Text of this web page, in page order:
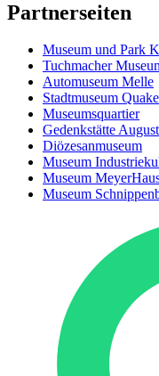
Partnerseiten
Museum und Park
Tuchmacher
Automuseum Melle
Stadtmuseum
Museumsquartier
Gedenkstätte
Diözesanmuseum
Museum
Museum
Museum